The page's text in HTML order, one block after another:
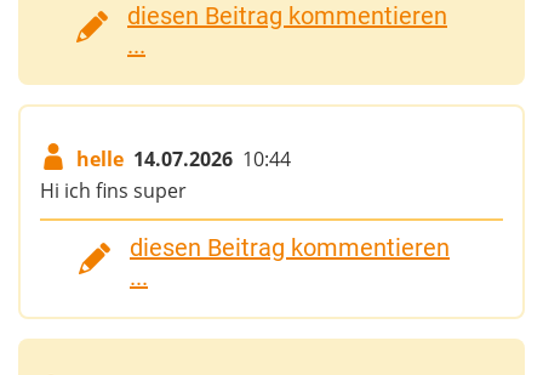
diesen Beitrag kommentieren
...
helle 14.07.2026 10:44
Hi ich fins super
diesen Beitrag kommentieren
...